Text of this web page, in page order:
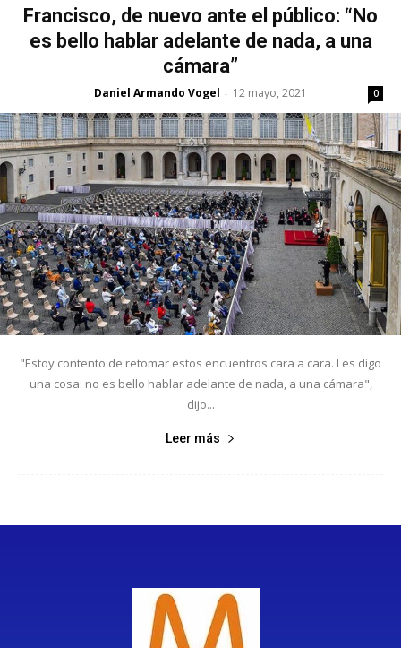
Francisco, de nuevo ante el público: “No
es bello hablar adelante de nada, a una
cámara”
Daniel Armando Vogel - 12 mayo, 2021 0
"Estoy contento de retomar estos encuentros cara a cara. Les digo
una cosa: no es bello hablar adelante de nada, a una cámara",
dijo...
Leer más